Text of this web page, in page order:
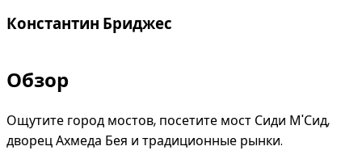
Константин Бриджес
Обзор
Ощутите город мостов, посетите мост Сиди М'Сид,
дворец Ахмеда Бея и традиционные рынки.